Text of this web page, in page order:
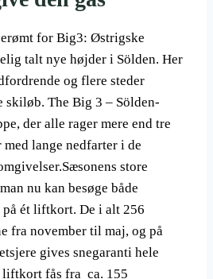
for Big3: Østrigske
talt nye højder i Sölden. Her
og flere steder
skiløb. The Big 3 – Sölden-
der alle rager mere end tre
lange nedfarter i de
store
nu kan besøge både
ét liftkort. De i alt 256
fra november til maj, og på
gives snegaranti hele
liftkort fås fra ca. 155